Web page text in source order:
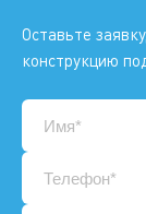
Оставьте
конструкцию